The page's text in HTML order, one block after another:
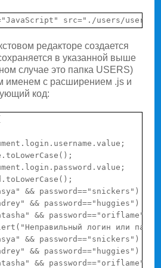
редакторе создается
в указанной выше
случае это папка USERS)
именем с расширением .js и
код:
&& password=="snickers")
&& password=="huggies")
&&
логин или
&& password=="snickers")
&& password=="huggies")
&&